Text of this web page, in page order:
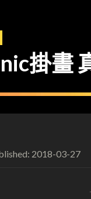
掛畫
2018-03-27